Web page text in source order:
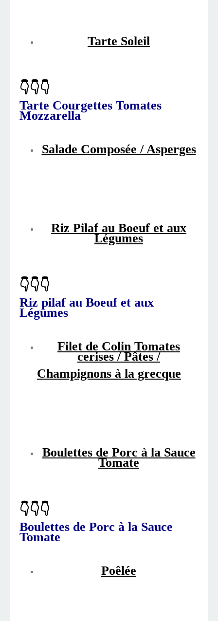
Tarte Soleil
👇👇👇
Tarte Courgettes Tomates
Mozzarella
Salade Composée / Asperges
Riz Pilaf au Boeuf et aux
Légumes
👇👇👇
Riz pilaf au Boeuf et aux
Légumes
Filet de Colin Tomates
cerises / Pâtes /
Champignons à la grecque
Boulettes de Porc à la Sauce
Tomate
👇👇👇
Boulettes de Porc à la Sauce
Tomate
Poêlée